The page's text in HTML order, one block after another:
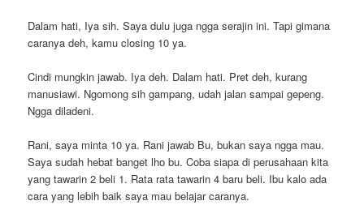
Dalam hati, Iya sih. Saya dulu juga ngga serajin ini. Tapi gimana
caranya deh, kamu closing 10 ya.
Cindi mungkin jawab. Iya deh. Dalam hati. Pret deh, kurang
manusiawi. Ngomong sih gampang, udah jalan sampai gepeng.
Ngga diladeni.
Rani, saya minta 10 ya. Rani jawab Bu, bukan saya ngga mau.
Saya sudah hebat banget lho bu. Coba siapa di perusahaan kita
yang tawarin 2 beli 1. Rata rata tawarin 4 baru beli. Ibu kalo ada
cara yang lebih baik saya mau belajar caranya.